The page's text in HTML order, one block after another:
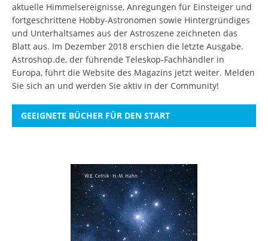
aktuelle Himmelsereignisse, Anregungen für Einsteiger und
fortgeschrittene Hobby-Astronomen sowie Hintergründiges
und Unterhaltsames aus der Astroszene zeichneten das
Blatt aus. Im Dezember 2018 erschien die letzte Ausgabe.
Astroshop.de, der führende Teleskop-Fachhändler in
Europa, führt die Website des Magazins jetzt weiter. Melden
Sie sich an und werden Sie aktiv in der Community!
GEEIGNETE BÜCHER FÜR DEN START